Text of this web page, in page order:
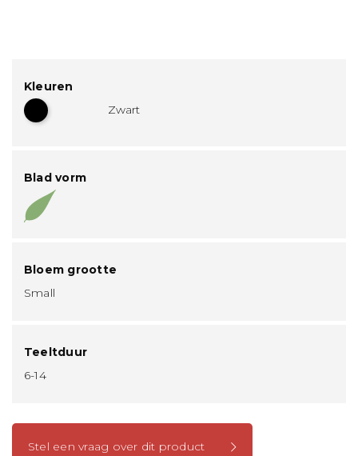
Kleuren
Zwart
Blad vorm
Bloem grootte
Small
Teeltduur
6-14
Stel een vraag over dit product